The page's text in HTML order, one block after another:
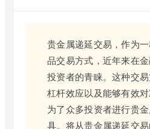
贵金属递延交易，作为
品交易方式，近年来在
投资者的青睐。这种交易
杠杆效应以及能够有效
为了众多投资者进行贵
具。将从贵金属递延交